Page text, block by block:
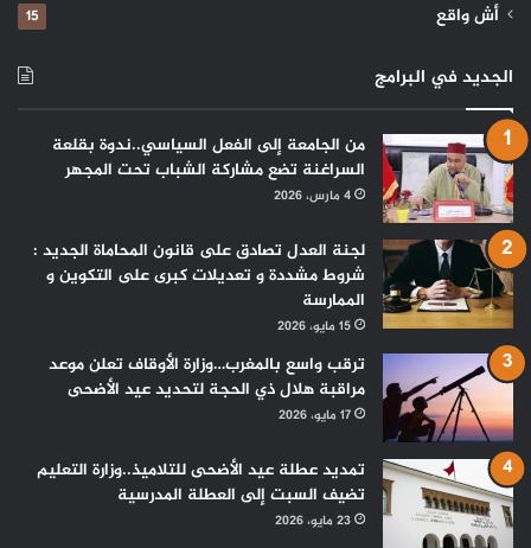
أش واقع 15
الجديد في البرامج
من الجامعة إلى الفعل السياسي..ندوة بقلعة
السراغنة تضع مشاركة الشباب تحت المجهر
4 مارس، 2026
لجنة العدل تصادق على قانون المحاماة الجديد :
شروط مشددة و تعديلات كبرى على التكوين و
الممارسة
15 مايو، 2026
ترقب واسع بالمغرب…وزارة الأوقاف تعلن موعد
مراقبة هلال ذي الحجة لتحديد عيد الأضحى
17 مايو، 2026
تمديد عطلة عيد الأضحى للتلاميذ..وزارة التعليم
تضيف السبت إلى العطلة المدرسية
23 مايو، 2026